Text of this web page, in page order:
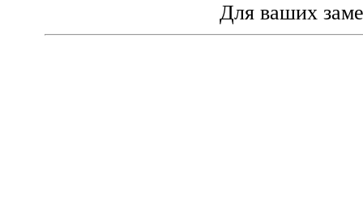
Для ваших